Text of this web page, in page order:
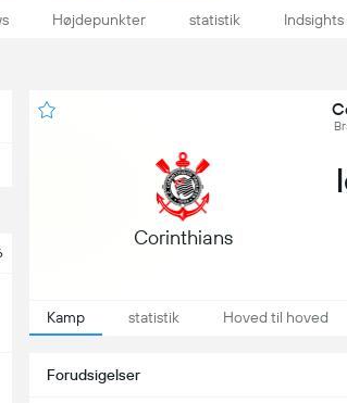
Højdepunkter statistik Indsights
Corinthians
Kamp statistik Hoved til hoved
Forudsigelser